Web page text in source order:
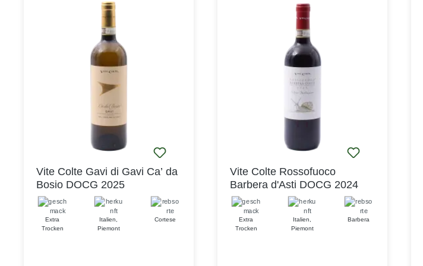
wunderbar frischen Geschmack! Wir
empfehlen diesen frischen, fruchtigen
Weißwein als Aperitif. Eine Kleinigkeit
zum Knabbern dazu und fertig ist der
Genuss. Trinken Sie ihn aber auch
gern zur Vorspeise wie Antipasti oder
findet der Roero Arneis Villata auch in
pochierten oder gedünsteten
Geschmacksrichtungen, die ihn zu
einem Genuss für alle Sinne machen.
Mit seiner präzisen Balance und
seinem angenehmen Abgang ist der
Vite Colte Tra Donne Sole Sauvignon
eine ausgezeichnete Wahl für Kenner
und Liebhaber von hochwertigen
Vite Colte Gavi di Gavi Ca’ da
Bosio DOCG 2025
Extra
Trocken
Italien
Piemont
Cortese
Vite Colte Rossofuoco
Barbera d'Asti DOCG 2024
Extra
Trocken
Italien
Piemont
Barbera